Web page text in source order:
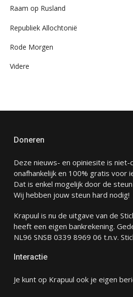
Raam op Rusland
Republiek Allochtonië
Rode Morgen
Videre
Doneren
Deze nieuws- en opiniesite is niet-
onafhankelijk en 100% gratis voor
Dat is enkel mogelijk door de
Wij hebben jouw steun hard nodig!
Krapuul is nu de uitgave van de
heeft een eigen bankrekening.
NL96 SNSB 0339 8969 06 t.n.v.
Interactie
Je kunt op Krapuul ook je eigen